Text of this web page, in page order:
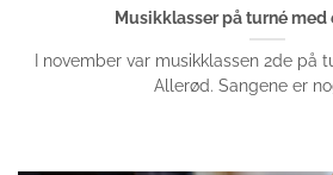
Musikklasser på turné med
I november var musikklassen 2de på
Allerød. Sangene er